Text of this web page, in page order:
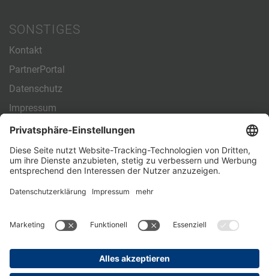
SONSTIGES
Kontakt
PartnerPortal
Datenschutz
Impressum
Allgemeine Geschäftsbedingungen